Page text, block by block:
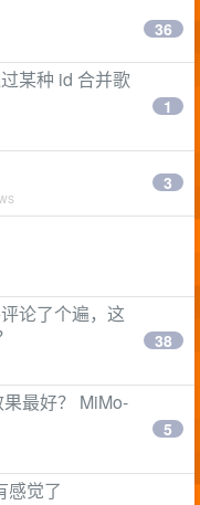
36
某种 id 合并歌
1
3
论了个遍，这
38
最好？ MiMo-
5
感觉了